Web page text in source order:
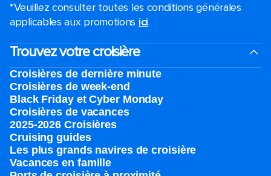
*Veuillez consulter toutes les conditions générales
applicables aux promotions ici.
Trouvez votre croisière
Croisières de dernière minute
Croisières de week-end
Black Friday et Cyber Monday
Croisières de vacances
2025-2026 Croisières
Cruising guides
Les plus grands navires de croisière
Vacances en famille